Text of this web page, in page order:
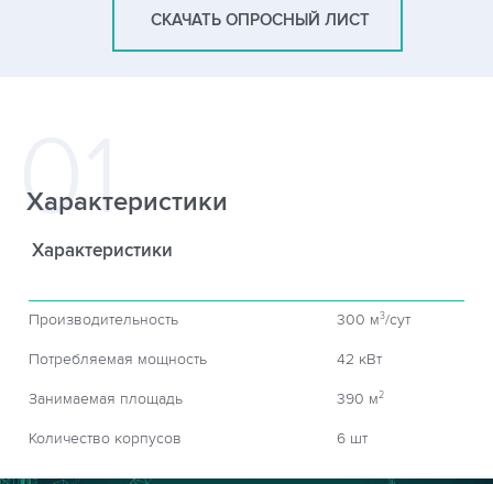
СКАЧАТЬ ОПРОСНЫЙ ЛИСТ
Характеристики
Характеристики
Производительность 300 м3/сут
Потребляемая мощность 42 кВт
Занимаемая площадь 390 м2
Количество корпусов 6 шт